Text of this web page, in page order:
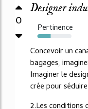
0
Designer
Pertinence
38%
Concevoir un
bagages,
Imaginer le
crée pour